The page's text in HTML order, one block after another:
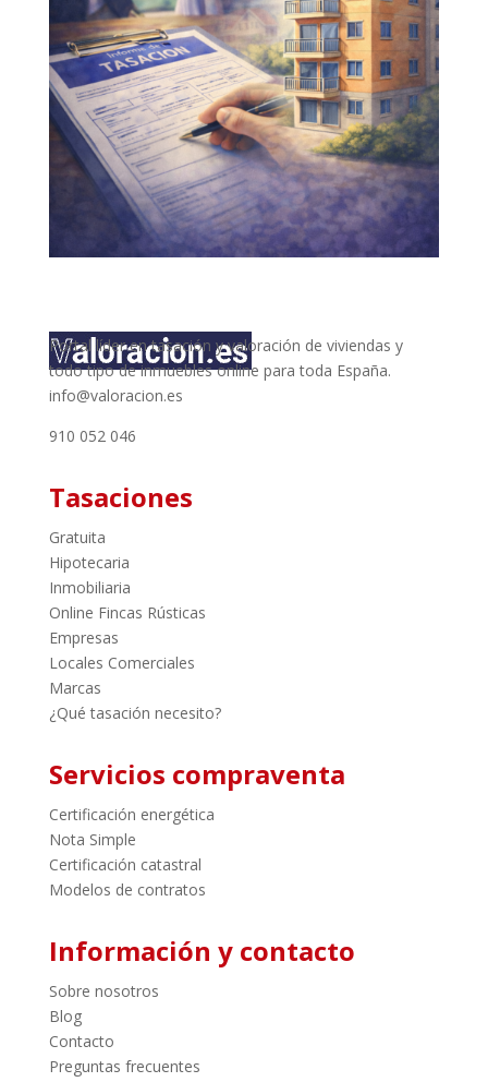
Portal líder en tasación y valoración de viviendas y
todo tipo de inmuebles online para toda España.
info@valoracion.es
910 052 046
Tasaciones
Gratuita
Hipotecaria
Inmobiliaria
Online Fincas Rústicas
Empresas
Locales Comerciales
Marcas
¿Qué tasación necesito?
Servicios compraventa
Certificación energética
Nota Simple
Certificación catastral
Modelos de contratos
Información y contacto
Sobre nosotros
Blog
Contacto
Preguntas frecuentes